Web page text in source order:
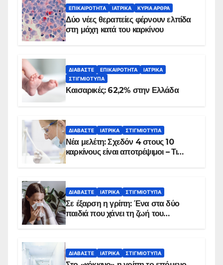
ΕΠΙΚΑΙΡΌΤΗΤΑ ΙΑΤΡΙΚΆ ΚΥΡΙΑ ΑΡΘΡΑ
Δύο νέες θεραπείες φέρνουν ελπίδα
στη μάχη κατά του καρκίνου
ΔΙΑΒΆΣΤΕ ΕΠΙΚΑΙΡΌΤΗΤΑ
ΙΑΤΡΙΚΆ
ΣΤΙΓΜΙΌΤΥΠΑ
Καισαρικές: 62,2% στην Ελλάδα
ΔΙΑΒΆΣΤΕ ΙΑΤΡΙΚΆ ΣΤΙΓΜΙΌΤΥΠΑ
Νέα μελέτη: Σχεδόν 4 στους 10
καρκίνους είναι αποτρέψιμοι – Τι
ΔΙΑΒΆΣΤΕ ΙΑΤΡΙΚΆ ΣΤΙΓΜΙΌΤΥΠΑ
Σε έξαρση η γρίπη: Ένα στα δύο
παιδιά που χάνει τη ζωή του
ΔΙΑΒΆΣΤΕ ΙΑΤΡΙΚΆ ΣΤΙΓΜΙΌΤΥΠΑ